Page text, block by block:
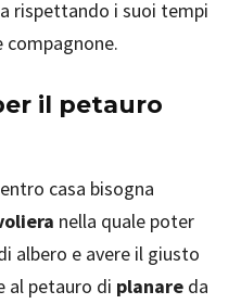
rispettando i suoi tempi
compagnone.
il petauro
casa bisogna
nella quale poter
albero e avere il giusto
al petauro di planare da